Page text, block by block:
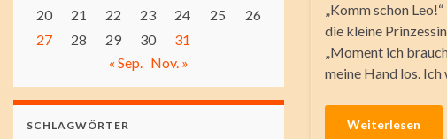
„Komm schon
die kleine
„Moment ich
meine Hand los.
Weiterlesen
20
21 22 23 24 25
26
27
28 29 30
31
« Sep. Nov. »
SCHLAGWÖRTER